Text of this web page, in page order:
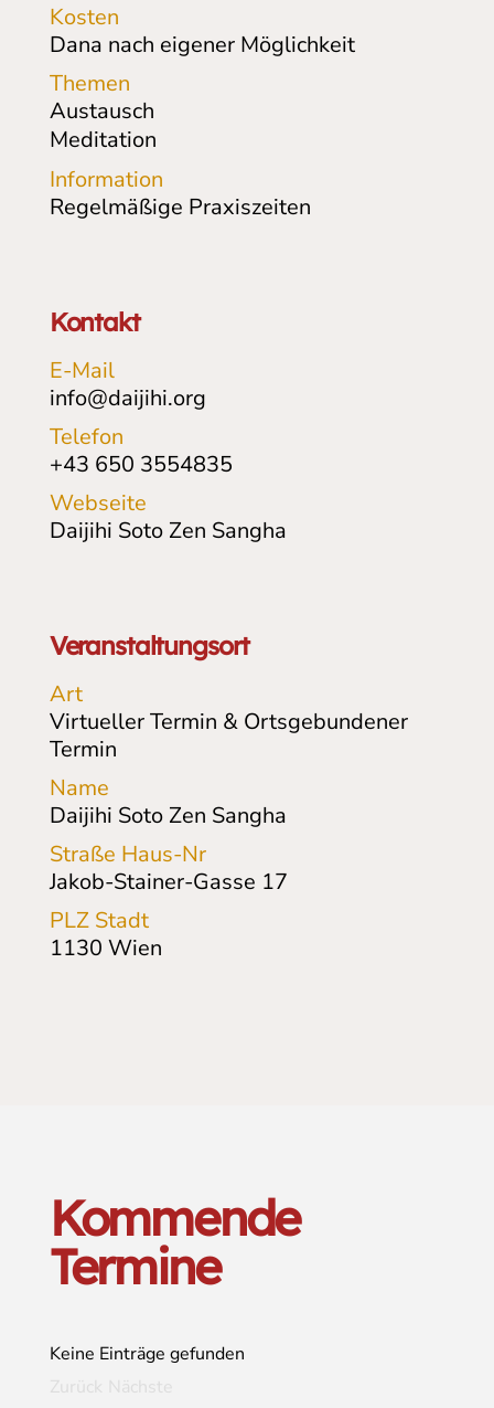
Kosten
Dana nach eigener Möglichkeit
Themen
Austausch
Meditation
Information
Regelmäßige Praxiszeiten
Kontakt
E-Mail
info@daijihi.org
Telefon
+43 650 3554835
Webseite
Daijihi Soto Zen Sangha
Veranstaltungsort
Art
Virtueller Termin & Ortsgebundener
Termin
Name
Daijihi Soto Zen Sangha
Straße Haus-Nr
Jakob-Stainer-Gasse 17
PLZ Stadt
1130 Wien
Kommende
Termine
Keine Einträge gefunden